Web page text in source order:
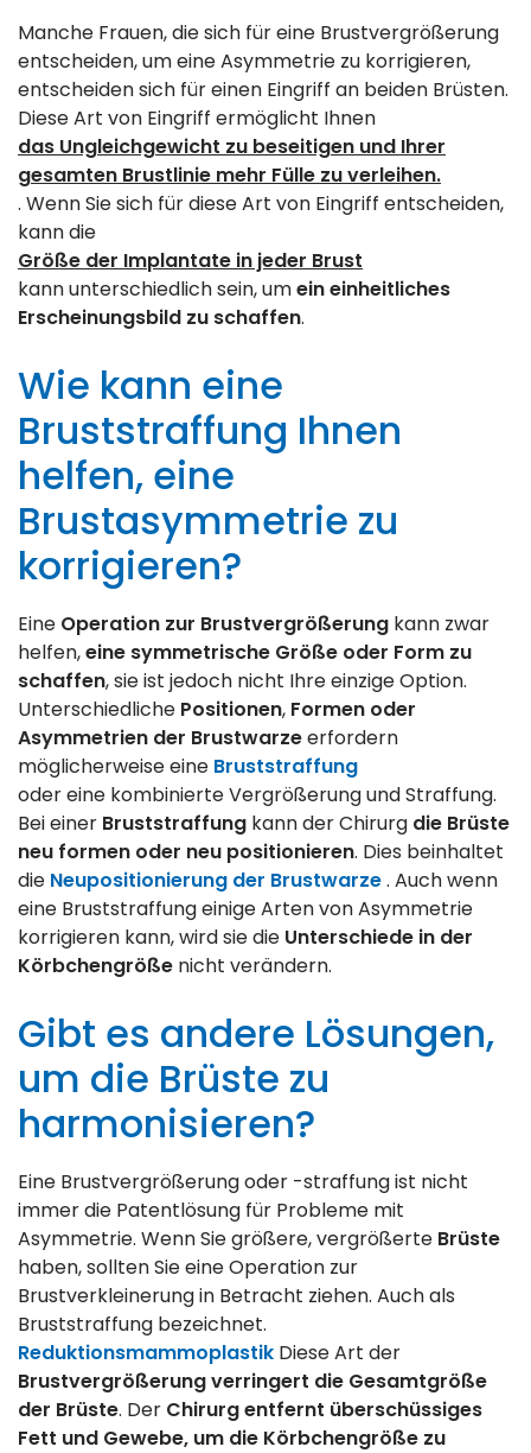
Manche Frauen, die sich für eine Brustvergrößerung
entscheiden, um eine Asymmetrie zu korrigieren,
entscheiden sich für einen Eingriff an beiden Brüsten.
Diese Art von Eingriff ermöglicht Ihnen
das Ungleichgewicht zu beseitigen und Ihrer
gesamten Brustlinie mehr Fülle zu verleihen.
. Wenn Sie sich für diese Art von Eingriff entscheiden,
kann die
Größe der Implantate in jeder Brust
kann unterschiedlich sein, umein einheitliches
Erscheinungsbild zu schaffen.
Wie kann eine
Bruststraffung Ihnen
helfen, eine
Brustasymmetrie zu
korrigieren?
Eine Operation zur Brustvergrößerung kann zwar
helfen,eine symmetrische Größe oder Form zu
schaffen, sie ist jedoch nicht Ihre einzige Option.
Unterschiedliche Positionen, Formen oder
Asymmetrien der Brustwarzeerfordern
möglicherweise eine Bruststraffung
oder eine kombinierte Vergrößerung und Straffung.
Bei einer Bruststraffung kann der Chirurg die Brüste
neu formen oder neu positionieren. Dies beinhaltet
die Neupositionierung der Brustwarze. Auch wenn
eine Bruststraffung einige Arten von Asymmetrie
korrigieren kann, wird sie die Unterschiede in der
Körbchengröße nicht verändern.
Gibt es andere Lösungen,
um die Brüste zu
harmonisieren?
Eine Brustvergrößerung oder -straffung ist nicht
immer die Patentlösung für Probleme mit
Asymmetrie. Wenn Sie größere, vergrößerte Brüste
haben, sollten Sie eine Operation zur
Brustverkleinerung in Betracht ziehen. Auch als
Bruststraffung bezeichnet.
Reduktionsmammoplastik Diese Art der
Brustvergrößerung verringert die Gesamtgröße
der Brüste. Der Chirurg entfernt überschüssiges
Fett und Gewebe, um die Körbchengröße zu